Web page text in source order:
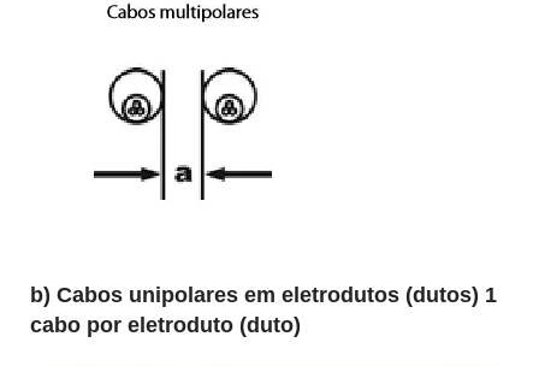
b) Cabos unipolares em eletrodutos (dutos) 1
cabo por eletroduto (duto)